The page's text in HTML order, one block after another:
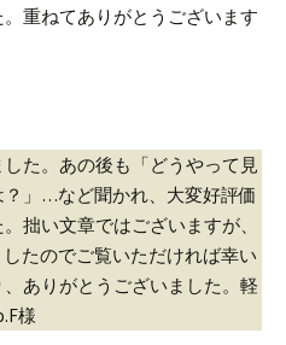
重ねてありがとうございます
た。 あの後も「どうやって見
」…など聞かれ、大変好評価
拙い文章ではございますが、
たのでご覧いただければ幸い
ありがとうございました。 軽
様